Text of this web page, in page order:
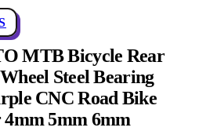
MTB Bicycle Rear
Steel Bearing
CNC Road Bike
5mm 6mm